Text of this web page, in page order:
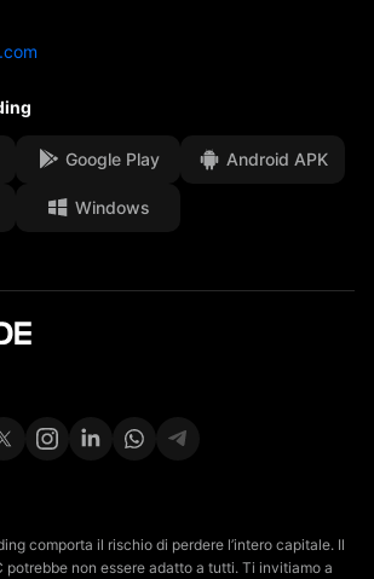
Google Play Android APK
Windows
comporta il rischio di perdere l’intero capitale. Il
potrebbe non essere adatto a tutti. Ti invitiamo a